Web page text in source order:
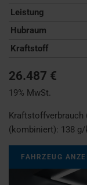
Leistung
Hubraum
Kraftstoff
26.487 €
19% MwSt.
Kraftstoffverbrauch
(kombiniert): 138
FAHRZEUG